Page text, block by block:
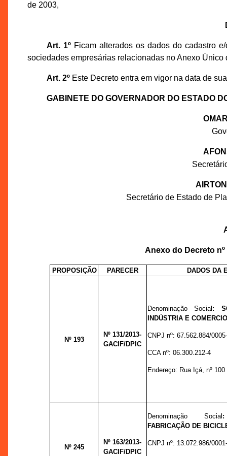
de 2003,
Art. 1ºFicam alterados os dados do cadastro
sociedades empresárias relacionadas no Anexo Único
Art. 2ºEste Decreto entra em vigor na data de
GABINETE DO GOVERNADOR DO ESTADO
Secretário de Estado de
Anexo do Decreto
PROPOSIÇÃO PARECER DADOS DA
Nº 193
Nº 131/2013-
GACIF/DPIC
Denominação Social :
INDÚSTRIA E
CNPJ nº:67.562.884/
CCA nº:06.300.212-4
Endereço: Rua Içá, nº
Nº 245
Nº 163/2013-
GACIF/DPIC
Denominação Social
FABRICAÇÃO DE
CNPJ nº: 13.072.986/